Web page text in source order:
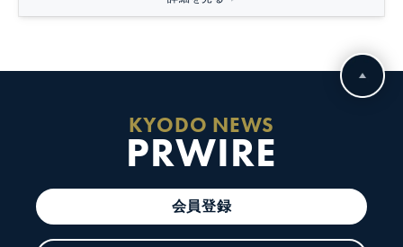
KYODO NEWS
PRWIRE
会員登録